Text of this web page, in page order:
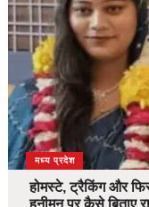
देश
मध्य प्रदेश
होमस्टे, ट्रैकिंग और